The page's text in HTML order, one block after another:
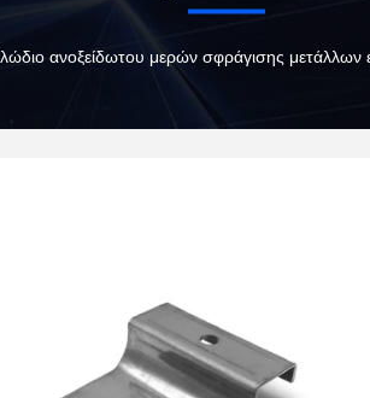
ανοξείδωτου μερών σφράγισης